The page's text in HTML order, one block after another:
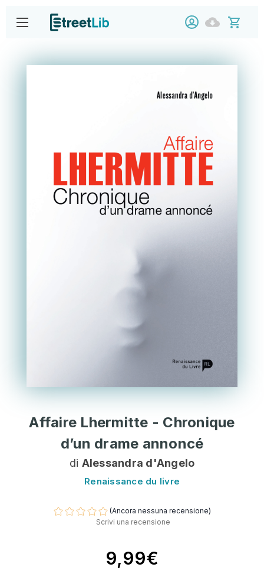
Affaire Lhermitte - Chronique
d’un drame annoncé
di Alessandra d'Angelo
Renaissance du livre
(Ancora nessuna recensione)
Scrivi una recensione
9,99€